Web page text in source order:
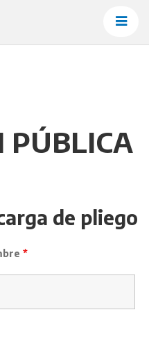
PÚBLICA
de pliego
*